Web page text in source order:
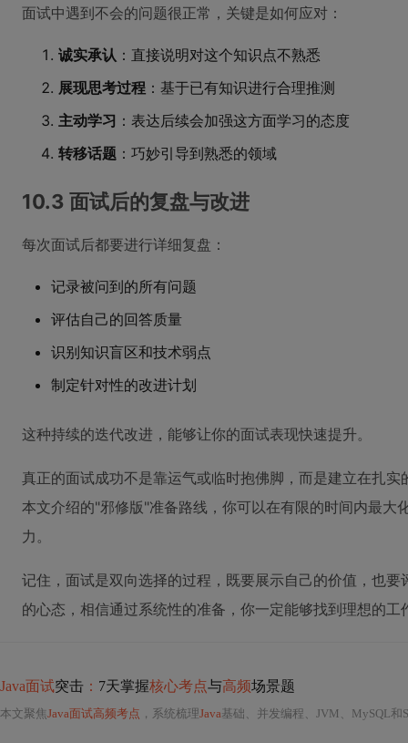
面试中遇到不会的问题很正常，关键是如何应对：
诚实承认 ：直接说明对这个知识点不熟悉
展现思考过程 ：基于已有知识进行合理推测
主动学习 ：表达后续会加强这方面学习的态度
转移话题 ：巧妙引导到熟悉的领域
10.3 面试后的复盘与改进
每次面试后都要进行详细复盘：
记录被问到的所有问题
评估自己的回答质量
识别知识盲区和技术弱点
制定针对性的改进计划
这种持续的迭代改进，能够让你的面试表现快速提升。
真正的面试成功不是靠运气或临时抱佛脚，而是建立在扎
本文介绍的"邪修版"准备路线，你可以在有限的时间内最大
力。
记住，面试是双向选择的过程，既要展示自己的价值，也
的心态，相信通过系统性的准备，你一定能够找到理想的工
Java面试突击 ： 7天掌握核心考点与高频场景题
本文聚焦Java面试高频考点 ，系统梳理Java基础、并发编程、JVM、MySQL和